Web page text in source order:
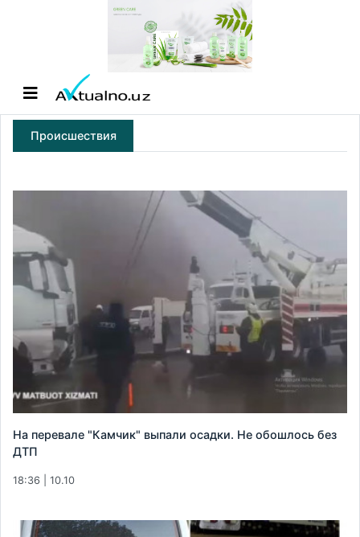
Происшествия
На перевале "Камчик" выпали осадки. Не обошлось без
ДТП
18:36 | 10.10